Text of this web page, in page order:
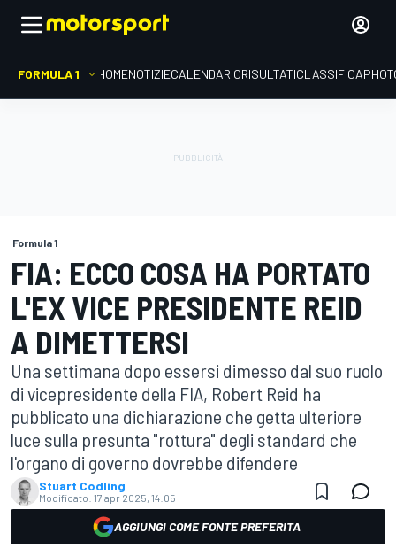
FORMULA 1 HOMENOTIZIECALENDARIORISULTATICLASSIFICA
Formula 1
FIA: ECCO COSA HA PORTATO
L'EX VICE PRESIDENTE REID
A DIMETTERSI
Una settimana dopo essersi dimesso dal suo ruolo
di vicepresidente della FIA, Robert Reid ha
pubblicato una dichiarazione che getta ulteriore
luce sulla presunta "rottura" degli standard che
l'organo di governo dovrebbe difendere
Stuart Codling
Modificato: 17 apr 2025, 14:05
AGGIUNGI COME FONTE PREFERITA